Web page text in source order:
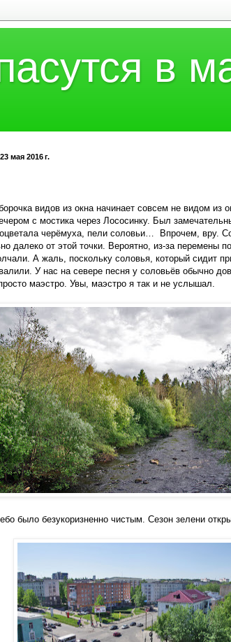
в
мая 2016 г.
видов из окна начинает совсем не видом из
с мостика через Лососинку. Был
черёмуха, пели соловьи… Впрочем, вру.
далеко от этой точки. Вероятно, из-за перемены
А жаль, поскольку соловья, который сидит
У нас на севере песня у соловьёв обычно
маэстро. Увы, маэстро я так и не услышал.
было безукоризненно чистым. Сезон зелени